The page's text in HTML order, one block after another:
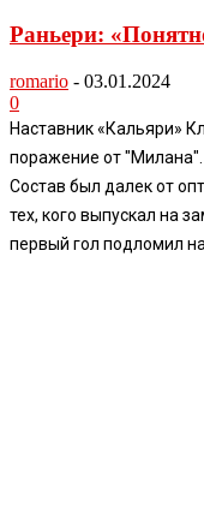
Раньери:
romario - 03.01.2024
0
Наставник «Кальяри»
поражение от "Милана".
Состав был далек от
тех, кого выпускал на
первый гол подломил